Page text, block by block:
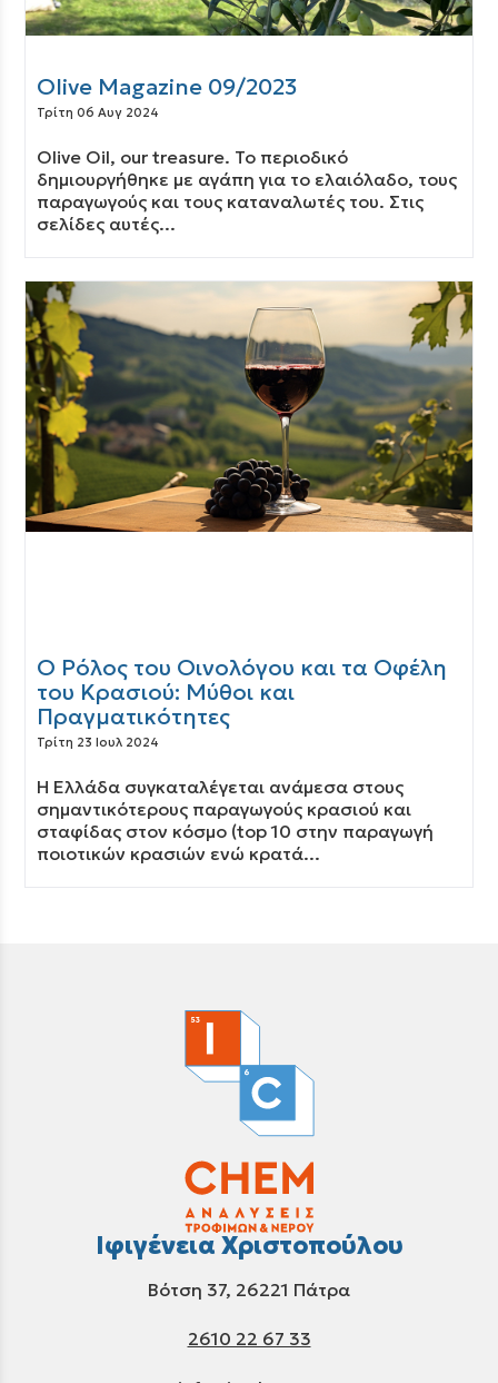
Olive Magazine 09/2023
Τρίτη 06 Αυγ 2024
Olive Oil, our treasure. Το περιοδικό
δημιουργήθηκε με αγάπη για το ελαιόλαδο, τους
παραγωγούς και τους καταναλωτές του. Στις
σελίδες αυτές...
Ο Ρόλος του Οινολόγου και τα Οφέλη
του Κρασιού: Μύθοι και
Πραγματικότητες
Τρίτη 23 Ιουλ 2024
Η Ελλάδα συγκαταλέγεται ανάμεσα στους
σημαντικότερους παραγωγούς κρασιού και
σταφίδας στον κόσμο (top 10 στην παραγωγή
ποιοτικών κρασιών ενώ κρατά...
Ιφιγένεια Χριστοπούλου
Βότση 37, 26221 Πάτρα
2610 22 67 33